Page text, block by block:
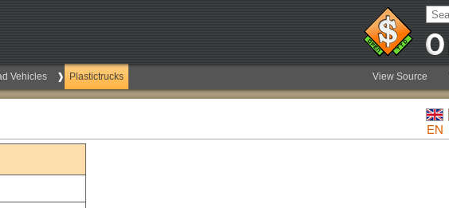
Vehicles Plastictrucks View Source
EN